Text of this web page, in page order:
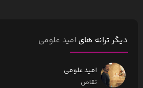
دیگر ترانه های امید علومی
امید علومی
تقاص